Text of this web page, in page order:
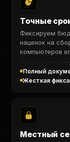
Точные
Фиксируем
наценок на
компьютеров
Полный
Жесткая
Местный